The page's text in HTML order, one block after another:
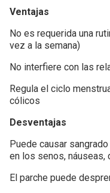
Ventajas
No es requerida una
vez a la semana)
No interfiere con las
Regula el ciclo
cólicos
Desventajas
Puede causar
en los senos, náuseas,
El parche puede